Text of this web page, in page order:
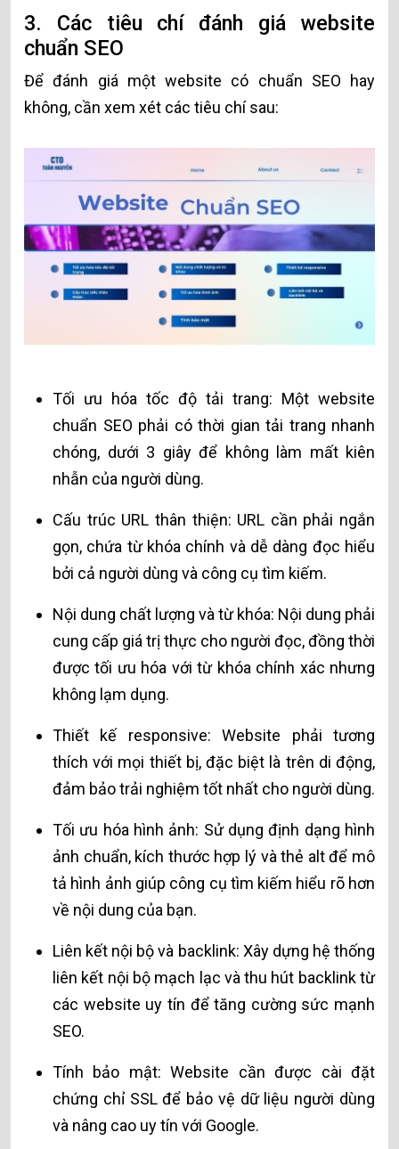
3. Các tiêu chí đánh giá website
chuẩn SEO
Để đánh giá một website có chuẩn SEO hay
không, cần xem xét các tiêu chí sau:
Tối ưu hóa tốc độ tải trang: Một website
chuẩn SEO phải có thời gian tải trang nhanh
chóng, dưới 3 giây để không làm mất kiên
nhẫn của người dùng.
Cấu trúc URL thân thiện: URL cần phải ngắn
gọn, chứa từ khóa chính và dễ dàng đọc hiểu
bởi cả người dùng và công cụ tìm kiếm.
Nội dung chất lượng và từ khóa: Nội dung phải
cung cấp giá trị thực cho người đọc, đồng thời
được tối ưu hóa với từ khóa chính xác nhưng
không lạm dụng.
Thiết kế responsive: Website phải tương
thích với mọi thiết bị, đặc biệt là trên di động,
đảm bảo trải nghiệm tốt nhất cho người dùng.
Tối ưu hóa hình ảnh: Sử dụng định dạng hình
ảnh chuẩn, kích thước hợp lý và thẻ alt để mô
tả hình ảnh giúp công cụ tìm kiếm hiểu rõ hơn
về nội dung của bạn.
Liên kết nội bộ và backlink: Xây dựng hệ thống
liên kết nội bộ mạch lạc và thu hút backlink từ
các website uy tín để tăng cường sức mạnh
SEO.
Tính bảo mật: Website cần được cài đặt
chứng chỉ SSL để bảo vệ dữ liệu người dùng
và nâng cao uy tín với Google.